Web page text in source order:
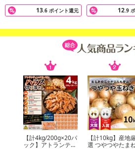
13.6 ポイント還元 12.9
【計4kg/200g×20パ
ック】アトランティ
【計10kg】産地
選 つやつやたま